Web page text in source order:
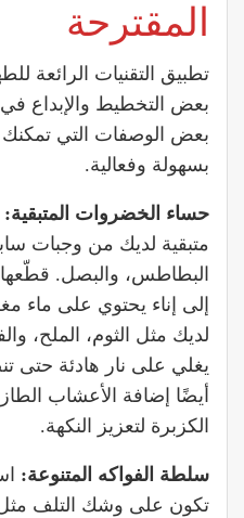
المقترحة
تطبيق التقنيات الرائعة
بعض التخطيط والإبداع في
بعض الوصفات التي
بسهولة وفعالية.
حساء الخضروات المتبقية:
متبقية لديك من وجبات
البطاطس، والبصل.
إلى إناء يحتوي على ماء
لديك مثل الثوم، الملح،
يغلي على نار هادئة حتى
أيضًا إضافة الأعشاب
الكزبرة لتعزيز النكهة.
سلطة الفواكه المتنوعة:
تكون على وشك التلف مثل